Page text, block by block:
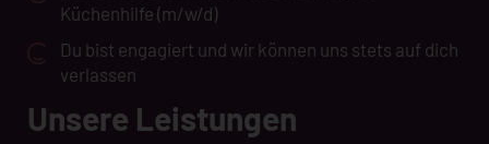
Küchenhilfe (m/w/d)
Du bist engagiert und wir können uns stets auf dich
verlassen
Unsere Leistungen